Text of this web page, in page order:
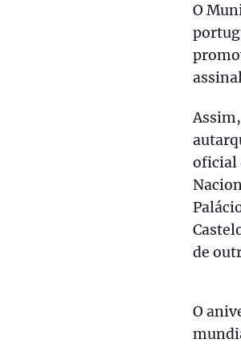
O
oficial
de
O